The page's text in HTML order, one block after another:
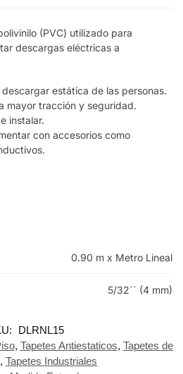
(PVC) utilizado para
descargas eléctricas a
estática de las personas.
mayor tracción y seguridad.
instalar.
con accesorios como
0.90 m x Metro Lineal
5/32´´ (4 mm)
DLRNL15
, Tapetes Antiestaticos, Tapetes de
, Tapetes Industriales